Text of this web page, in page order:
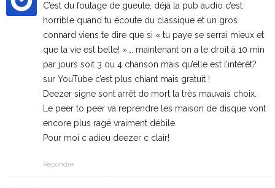
C’est du foutage de gueule, déjà la pub audio c’est
horrible quand tu écoute du classique et un gros
connard viens te dire que si « tu paye se serrai mieux et
que la vie est belle! »…. maintenant on a le droit à 10 min
par jours soit 3 ou 4 chanson mais qu’elle est l’intérêt?
sur YouTube c’est plus chiant mais gratuit !
Deezer signe sont arrêt de mort la très mauvais choix.
Le peer to peer va reprendre les maison de disque vont
encore plus ragé vraiment débile.
Pour moi c adieu deezer c clair!
Répondre